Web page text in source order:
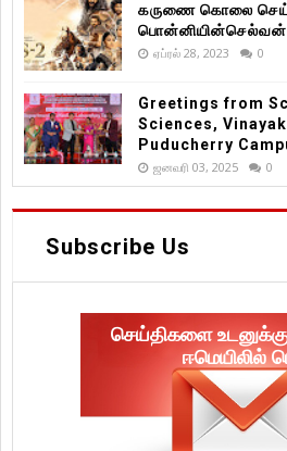
கருணை கொலை
பொன்னியின்செல்வன்
ஏப்ரல் 28, 2023 0
Greetings from
Sciences,
Puducherry
ஜனவரி 03, 2025 0
Subscribe Us
செய்திகளை
ஈமெயிலில்